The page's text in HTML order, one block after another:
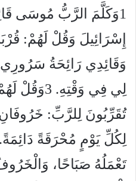
إِسْرَائِيلَ وَقُلْ لَهُمْ:
وَقَائِدِي رَائِحَةُ
لِي فِي
تُقَرِّبُونَ لِلرَّبِّ:
تَعْمَلُهُ صَبَاحًا،